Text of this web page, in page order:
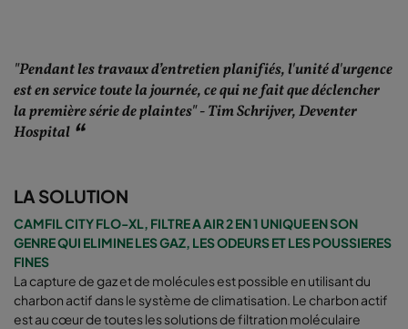
"Pendant les travaux d’entretien planifiés, l'unité d'urgence
est en service toute la journée, ce qui ne fait que déclencher
la première série de plaintes" - Tim Schrijver, Deventer
Hospital
LA SOLUTION
CAMFIL CITY FLO-XL, FILTRE A AIR 2 EN 1 UNIQUE EN SON
GENRE QUI ELIMINE LES GAZ, LES ODEURS ET LES POUSSIERES
FINES
La capture de gaz et de molécules est possible en utilisant du
charbon actif dans le système de climatisation. Le charbon actif
est au cœur de toutes les solutions de filtration moléculaire